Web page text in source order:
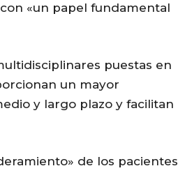
«un papel fundamental
puestas en
un mayor
y largo plazo y facilitan
de los pacientes